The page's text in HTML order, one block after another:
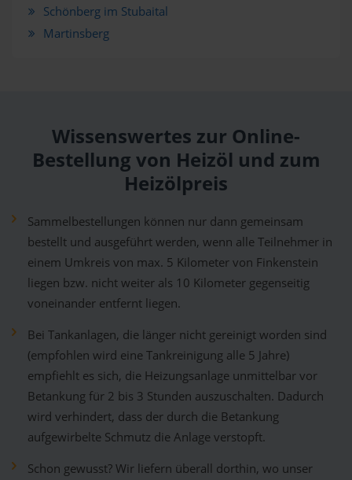
Schönberg im Stubaital
Martinsberg
Wissenswertes zur Online-
Bestellung von Heizöl und zum
Heizölpreis
Sammelbestellungen können nur dann gemeinsam
bestellt und ausgeführt werden, wenn alle Teilnehmer in
einem Umkreis von max. 5 Kilometer von Finkenstein
liegen bzw. nicht weiter als 10 Kilometer gegenseitig
voneinander entfernt liegen.
Bei Tankanlagen, die länger nicht gereinigt worden sind
(empfohlen wird eine Tankreinigung alle 5 Jahre)
empfiehlt es sich, die Heizungsanlage unmittelbar vor
Betankung für 2 bis 3 Stunden auszuschalten. Dadurch
wird verhindert, dass der durch die Betankung
aufgewirbelte Schmutz die Anlage verstopft.
Schon gewusst? Wir liefern überall dorthin, wo unser